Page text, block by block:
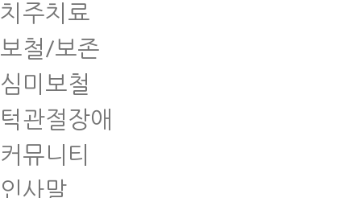
치주치료
보철/보존
심미보철
턱관절장애
커뮤니티
인사말